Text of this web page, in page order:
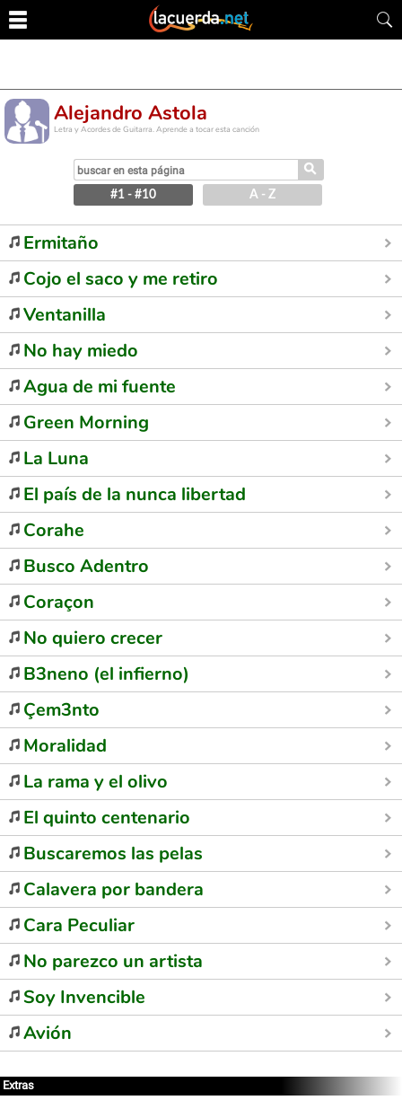
Alejandro Astola
Letra y Acordes de Guitarra. Aprende a tocar esta canción
⚲
#1 - #10 A - Z
Ermitaño
Cojo el saco y me retiro
Ventanilla
No hay miedo
Agua de mi fuente
Green Morning
La Luna
El país de la nunca libertad
Corahe
Busco Adentro
Coraçon
No quiero crecer
B3neno (el infierno)
Çem3nto
Moralidad
La rama y el olivo
El quinto centenario
Buscaremos las pelas
Calavera por bandera
Cara Peculiar
No parezco un artista
Soy Invencible
Avión
Extras